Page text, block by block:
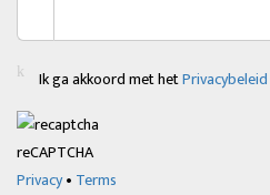
Ik ga akkoord met hetPrivacybeleid
reCAPTCHA
Privacy• Terms